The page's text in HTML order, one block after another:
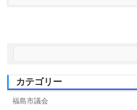
カテゴリー
福島市議会